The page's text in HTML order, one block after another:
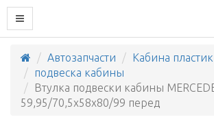
Автозапчасти
Кабина пластик
подвеска кабины
Втулка подвески кабины
59,95/70,5x58x80/99 перед